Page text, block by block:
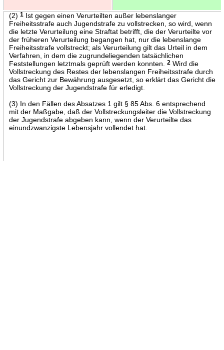
(2) 1Ist gegen einen Verurteilten außer lebenslanger
Freiheitsstrafe auch Jugendstrafe zu vollstrecken, so wird, wenn
die letzte Verurteilung eine Straftat betrifft, die der Verurteilte vor
der früheren Verurteilung begangen hat, nur die lebenslange
Freiheitsstrafe vollstreckt; als Verurteilung gilt das Urteil in dem
Verfahren, in dem die zugrundeliegenden tatsächlichen
Feststellungen letztmals geprüft werden konnten.
2Wird die
Vollstreckung des Restes der lebenslangen Freiheitsstrafe durch
das Gericht zur Bewährung ausgesetzt, so erklärt das Gericht die
Vollstreckung der Jugendstrafe für erledigt.
(3) In den Fällen des Absatzes 1 gilt § 85 Abs. 6 entsprechend
mit der Maßgabe, daß der Vollstreckungsleiter die Vollstreckung
der Jugendstrafe abgeben kann, wenn der Verurteilte das
einundzwanzigste Lebensjahr vollendet hat.